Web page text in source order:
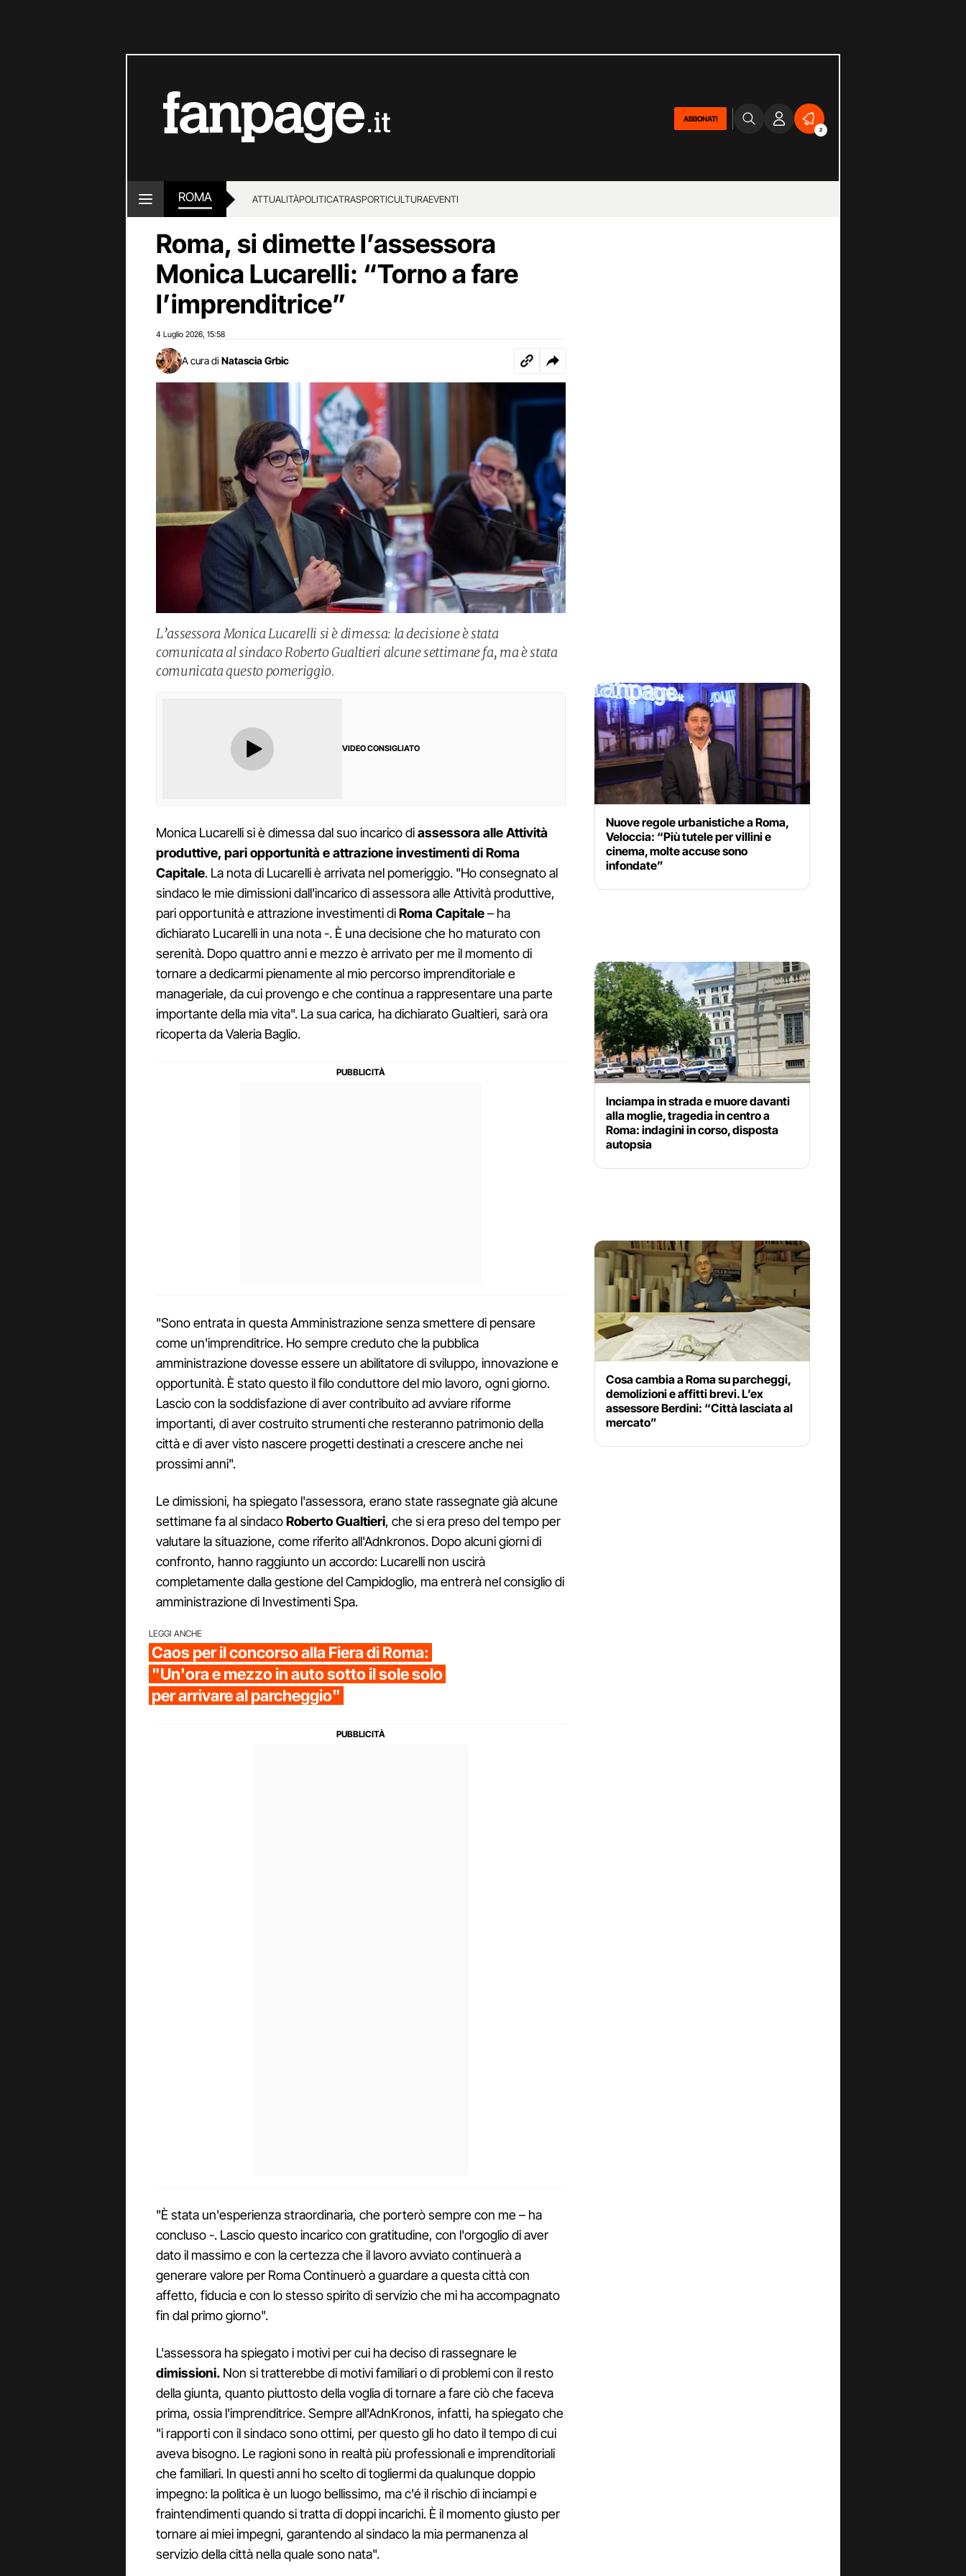
ABBONATI
2
ROMA ATTUALITÀPOLITICATRASPORTICULTURAEVENTI
Roma, si dimette l’assessora
Monica Lucarelli: “Torno a fare
l’imprenditrice”
4 Luglio 2026 15:58
A cura di Natascia Grbic
L’assessora Monica Lucarelli si è dimessa: la decisione è stata
comunicata al sindaco Roberto Gualtieri alcune settimane fa, ma è stata
comunicata questo pomeriggio.
VIDEO CONSIGLIATO
Monica Lucarelli si è dimessa dal suo incarico diassessora alle Attività
produttive, pari opportunità e attrazione investimenti di Roma
Capitale. La nota di Lucarelli è arrivata nel pomeriggio. "Ho consegnato al
sindaco le mie dimissioni dall'incarico di assessora alle Attività produttive,
pari opportunità e attrazione investimenti diRoma Capitale– ha
dichiarato Lucarelli in una nota -. È una decisione che ho maturato con
serenità. Dopo quattro anni e mezzo è arrivato per me il momento di
tornare a dedicarmi pienamente al mio percorso imprenditoriale e
manageriale, da cui provengo e che continua a rappresentare una parte
importante della mia vita". La sua carica, ha dichiarato Gualtieri, sarà ora
ricoperta da Valeria Baglio.
"Sono entrata in questa Amministrazione senza smettere di pensare
come un'imprenditrice. Ho sempre creduto che la pubblica
amministrazione dovesse essere un abilitatore di sviluppo, innovazione e
opportunità. È stato questo il filo conduttore del mio lavoro, ogni giorno.
Lascio con la soddisfazione di aver contribuito ad avviare riforme
importanti, di aver costruito strumenti che resteranno patrimonio della
città e di aver visto nascere progetti destinati a crescere anche nei
prossimi anni".
Le dimissioni, ha spiegato l'assessora, erano state rassegnate già alcune
settimane fa al sindacoRoberto Gualtieri, che si era preso del tempo per
valutare la situazione, come riferito all'Adnkronos. Dopo alcuni giorni di
confronto, hanno raggiunto un accordo: Lucarelli non uscirà
completamente dalla gestione del Campidoglio, ma entrerà nel consiglio di
amministrazione di Investimenti Spa.
LEGGI ANCHE
Caos per il concorso alla Fiera di Roma:
"Un'ora e mezzo in auto sotto il sole solo
per arrivare al parcheggio"
"È stata un'esperienza straordinaria, che porterò sempre con me – ha
concluso -. Lascio questo incarico con gratitudine, con l'orgoglio di aver
dato il massimo e con la certezza che il lavoro avviato continuerà a
generare valore per Roma Continuerò a guardare a questa città con
affetto, fiducia e con lo stesso spirito di servizio che mi ha accompagnato
fin dal primo giorno".
L'assessora ha spiegato i motivi per cui ha deciso di rassegnare le
dimissioni. Non si tratterebbe di motivi familiari o di problemi con il resto
della giunta, quanto piuttosto della voglia di tornare a fare ciò che faceva
prima, ossia l'imprenditrice. Sempre all'AdnKronos, infatti, ha spiegato che
"i rapporti con il sindaco sono ottimi, per questo gli ho dato il tempo di cui
aveva bisogno. Le ragioni sono in realtà più professionali e imprenditoriali
che familiari. In questi anni ho scelto di togliermi da qualunque doppio
impegno: la politica è un luogo bellissimo, ma c'é il rischio di inciampi e
fraintendimenti quando si tratta di doppi incarichi. È il momento giusto per
tornare ai miei impegni, garantendo al sindaco la mia permanenza al
servizio della città nella quale sono nata".
Nuove regole urbanistiche a Roma,
Veloccia: “Più tutele per villini e
cinema, molte accuse sono
infondate”
Inciampa in strada e muore davanti
alla moglie, tragedia in centro a
Roma: indagini in corso, disposta
autopsia
Cosa cambia a Roma su parcheggi,
demolizioni e affitti brevi. L’ex
assessore Berdini: “Città lasciata al
mercato”